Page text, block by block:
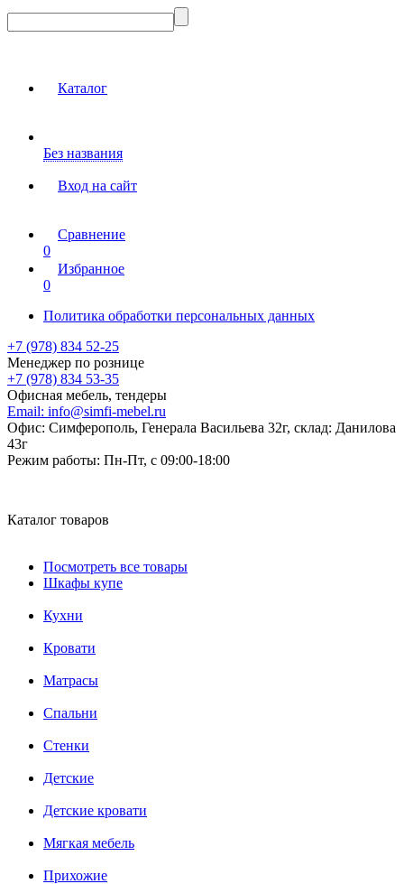
Каталог
Без названия
Вход на сайт
Сравнение
0
Избранное
0
Политика обработки персональных данных
+7 (978) 834 52-25
Менеджер по рознице
+7 (978) 834 53-35
Офисная мебель, тендеры
Email: info@simfi-mebel.ru
Офис: Симферополь, Генерала Васильева 32г, склад: Данилова
43г
Режим работы: Пн-Пт, с 09:00-18:00
Каталог товаров
Посмотреть все товары
Шкафы купе
Кухни
Кровати
Матрасы
Cпальни
Стенки
Детские
Детские кровати
Мягкая мебель
Прихожие